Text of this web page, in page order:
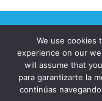
AUTOGIRO/el giro
Funciona con
We use cookies
experience on our
will assume that
para garantizarte la
continúas